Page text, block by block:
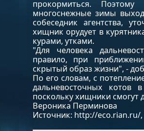
прокормиться.
многоснежные зимы
собеседник агентства,
хищник орудует в
курами, утками.
"Для человека
правило, при
скрытый образ жизни", -
По его словам, с
дальневосточных котов
поскольку хищники смогут
Вероника Перминова
Источник: http://eco.rian.ru/,